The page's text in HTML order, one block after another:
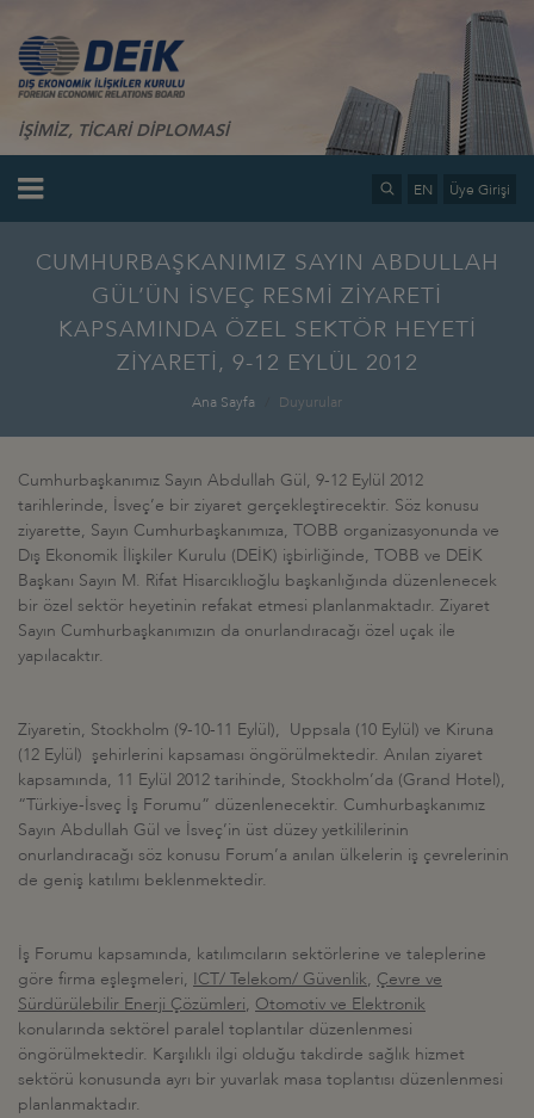
İŞİMİZ, TİCARİ DİPLOMASİ
EN Üye Girişi
CUMHURBAŞKANIMIZ SAYIN ABDULLAH
GÜL’ÜN İSVEÇ RESMİ ZİYARETİ
KAPSAMINDA ÖZEL SEKTÖR HEYETİ
ZİYARETİ, 9-12 EYLÜL 2012
Ana Sayfa Duyurular
Cumhurbaşkanımız Sayın Abdullah Gül, 9-12 Eylül 2012
tarihlerinde, İsveç’e bir ziyaret gerçekleştirecektir. Söz konusu
ziyarette, Sayın Cumhurbaşkanımıza, TOBB organizasyonunda ve
Dış Ekonomik İlişkiler Kurulu (DEİK) işbirliğinde, TOBB ve DEİK
Başkanı Sayın M. Rifat Hisarcıklıoğlu başkanlığında düzenlenecek
bir özel sektör heyetinin refakat etmesi planlanmaktadır. Ziyaret
Sayın Cumhurbaşkanımızın da onurlandıracağı özel uçak ile
yapılacaktır.
Ziyaretin, Stockholm (9-10-11 Eylül), Uppsala (10 Eylül) ve Kiruna
(12 Eylül) şehirlerini kapsaması öngörülmektedir. Anılan ziyaret
kapsamında, 11 Eylül 2012 tarihinde, Stockholm’da (Grand Hotel),
“Türkiye-İsveç İş Forumu” düzenlenecektir. Cumhurbaşkanımız
Sayın Abdullah Gül ve İsveç’in üst düzey yetkililerinin
onurlandıracağı söz konusu Forum’a anılan ülkelerin iş çevrelerinin
de geniş katılımı beklenmektedir.
İş Forumu kapsamında, katılımcıların sektörlerine ve taleplerine
göre firma eşleşmeleri, ICT/ Telekom/ Güvenlik, Çevre ve
Sürdürülebilir Enerji Çözümleri, Otomotiv ve Elektronik
konularında sektörel paralel toplantılar düzenlenmesi
öngörülmektedir. Karşılıklı ilgi olduğu takdirde sağlık hizmet
sektörü konusunda ayrı bir yuvarlak masa toplantısı düzenlenmesi
planlanmaktadır.